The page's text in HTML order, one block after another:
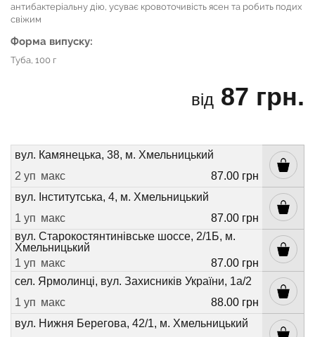
антибактеріальну дію, усуває кровоточивість ясен та робить подих
свіжим
Форма випуску:
Туба, 100 г
від 87 грн.
вул. Камянецька, 38, м. Хмельницький
2 уп макс
87.00 грн
вул. Інститутська, 4, м. Хмельницький
1 уп макс
87.00 грн
вул. Старокостянтинівське шоссе, 2/1Б, м.
Хмельницький
1 уп макс
87.00 грн
сел. Ярмолинці, вул. Захисників України, 1а/2
1 уп макс
88.00 грн
вул. Нижня Берегова, 42/1, м. Хмельницький